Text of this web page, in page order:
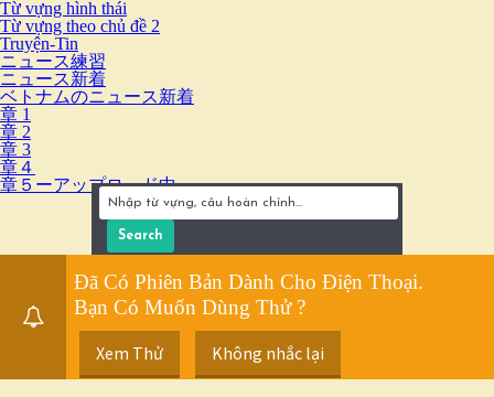
Từ vựng hình thái
Từ vựng theo chủ đề 2
Truyện-Tin
ニュース練習
ニュース新着
ベトナムのニュース新着
章 1
章 2
章 3
章４
章５ーアップロード中
Đã Có Phiên Bản Dành Cho Điện Thoại.
Bạn Có Muốn Dùng Thử ?
Xem Thử Không nhắc lại